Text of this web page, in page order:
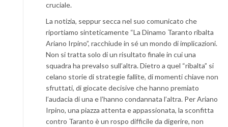
cruciale.
La notizia, seppur secca nel suo comunicato che
riportiamo sinteticamente “La Dinamo Taranto ribalta
Ariano Irpino”, racchiude in sé un mondo di implicazioni.
Non si tratta solo di un risultato finale in cui una
squadra ha prevalso sull’altra. Dietro a quel “ribalta” si
celano storie di strategie fallite, di momenti chiave non
sfruttati, di giocate decisive che hanno premiato
l’audacia di una e l’hanno condannata l’altra. Per Ariano
Irpino, una piazza attenta e appassionata, la sconfitta
contro Taranto è un rospo difficile da digerire, non